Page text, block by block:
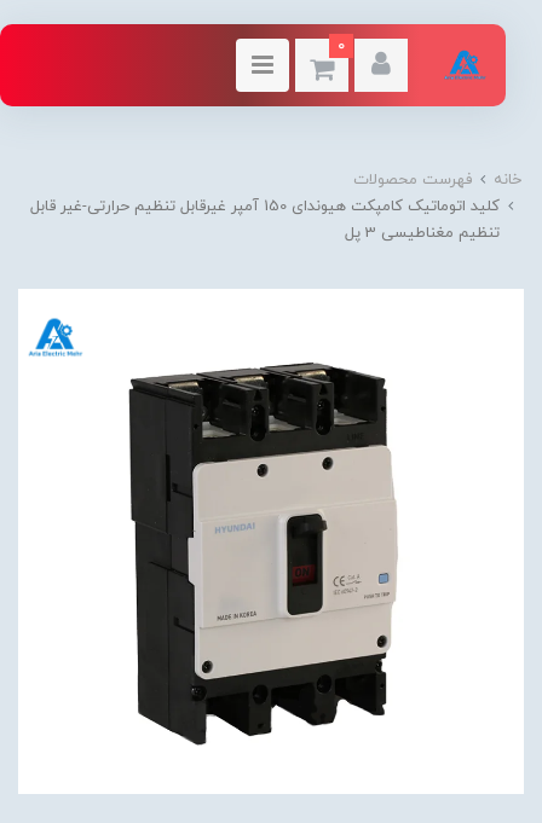
0
خانه
فهرست محصولات
کلید اتوماتیک کامپکت هیوندای 150 آمپر غیرقابل تنظیم حرارتی-غیر قابل
تنظیم مغناطیسی 3 پل